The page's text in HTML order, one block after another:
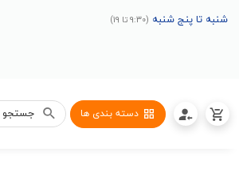
شنبه تا پنج شنبه (9:30 تا 19)
دسته بندی ها